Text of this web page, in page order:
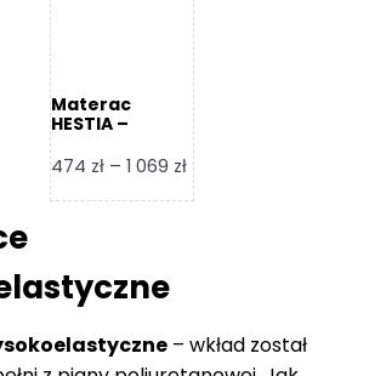
Materac
HESTIA –
474 zł – 1 069 złZakres
cen:
069 zł
– wkład został